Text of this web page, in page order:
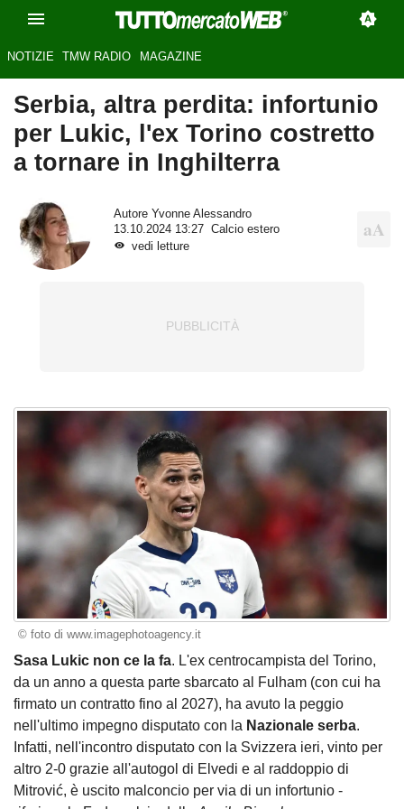
NOTIZIE TMW RADIO MAGAZINE
Serbia, altra perdita: infortunio
per Lukic, l'ex Torino costretto
a tornare in Inghilterra
Autore Yvonne Alessandro
13.10.2024 13:27
Calcio estero
vedi letture
© foto di www.imagephotoagency.it
Sasa Lukic non ce la fa. L'ex centrocampista del Torino,
da un anno a questa parte sbarcato al Fulham (con cui ha
firmato un contratto fino al 2027), ha avuto la peggio
nell'ultimo impegno disputato con la Nazionale serba.
Infatti, nell'incontro disputato con la Svizzera ieri, vinto per
altro 2-0 grazie all'autogol di Elvedi e al raddoppio di
Mitrović, è uscito malconcio per via di un infortunio -